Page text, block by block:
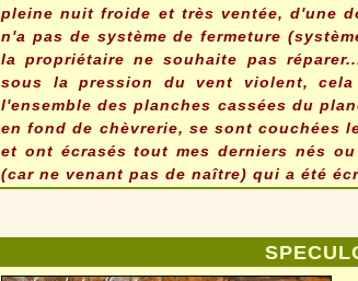
pleine nuit froide et très ventée, d'une
n'a pas de système de fermeture
la propriétaire ne souhaite pas
sous la pression du vent violent,
l'ensemble des planches cassées du
en fond de chèvrerie, se sont couchées
et ont écrasés tout mes derniers nés
(car ne venant pas de naître) qui a été